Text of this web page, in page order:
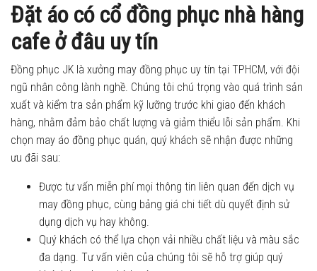
Đặt áo có cổ đồng phục nhà hàng
cafe ở đâu uy tín
Đồng phục JK là xưởng may đồng phục uy tín tại TPHCM, với đội
ngũ nhân công lành nghề. Chúng tôi chú trọng vào quá trình sản
xuất và kiểm tra sản phẩm kỹ lưỡng trước khi giao đến khách
hàng, nhằm đảm bảo chất lượng và giảm thiểu lỗi sản phẩm. Khi
chọn may áo đồng phục quán, quý khách sẽ nhận được những
ưu đãi sau:
Được tư vấn miễn phí mọi thông tin liên quan đến dịch vụ
may đồng phục, cùng bảng giá chi tiết dù quyết định sử
dụng dịch vụ hay không.
Quý khách có thể lựa chọn vải nhiều chất liệu và màu sắc
đa dạng. Tư vấn viên của chúng tôi sẽ hỗ trợ giúp quý